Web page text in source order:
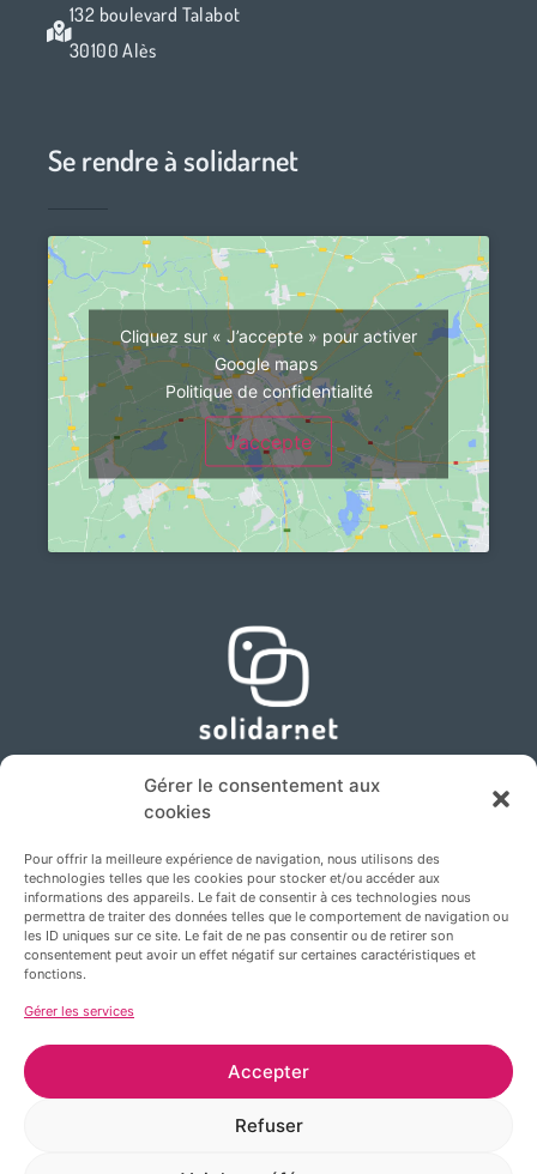
Gérer le consentement aux
cookies
Pour offrir la meilleure expérience de navigation, nous utilisons des
technologies telles que les cookies pour stocker et/ou accéder aux
informations des appareils. Le fait de consentir à ces technologies nous
permettra de traiter des données telles que le comportement de navigation ou
les ID uniques sur ce site. Le fait de ne pas consentir ou de retirer son
consentement peut avoir un effet négatif sur certaines caractéristiques et
fonctions.
Gérer les services
Accepter
Refuser
132 boulevard Talabot
30100 Alès
Se rendre à solidarnet
Cliquez sur « J’accepte » pour activer
Google maps
Politique de confidentialité
J’accepte